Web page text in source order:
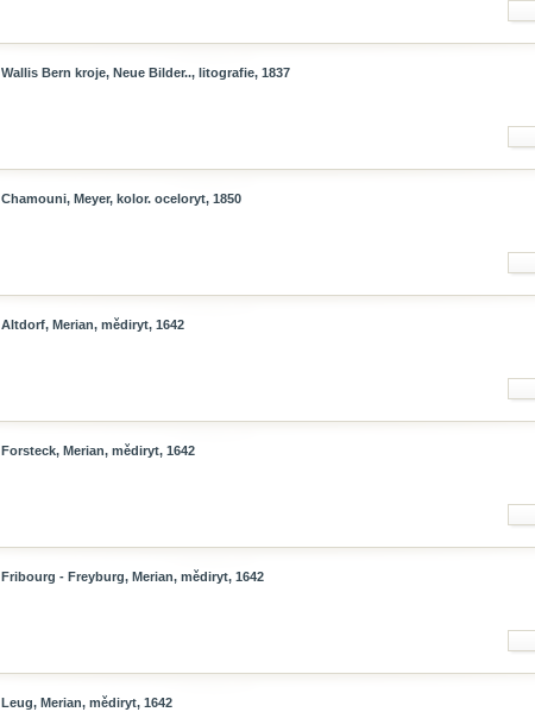
Wallis Bern kroje, Neue Bilder.., litografie, 1837
Chamouni, Meyer, kolor. oceloryt, 1850
Altdorf, Merian, mědiryt, 1642
Forsteck, Merian, mědiryt, 1642
Fribourg - Freyburg, Merian, mědiryt, 1642
Leug, Merian, mědiryt, 1642